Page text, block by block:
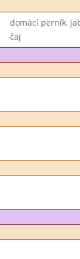
domácí perník,
čaj